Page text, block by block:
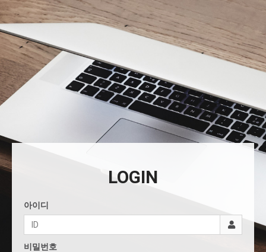
LOGIN
아이디
비밀번호